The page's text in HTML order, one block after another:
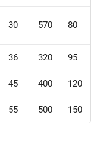
30 570 80
36 320 95
45 400 120
55 500 150